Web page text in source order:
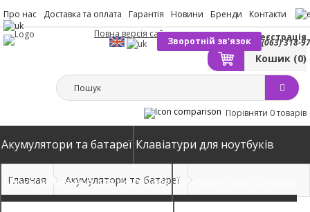
Про нас Доставка та оплата Гарантія Новини Бренди Контакти
(063) 318-
Зворотній зв'язок
Вхід Реєстрація
Кошик (0)
Повна версія сайту
Порівняти 0 товарів
Акумулятори та батареї Клавіатури для ноутбуків
Блоки живлення для ноутбуків Вентилятори (Кулери)
Главная Акумулятори та батареї